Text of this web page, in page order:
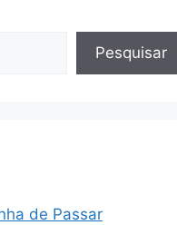
Pesquisar
de Passar